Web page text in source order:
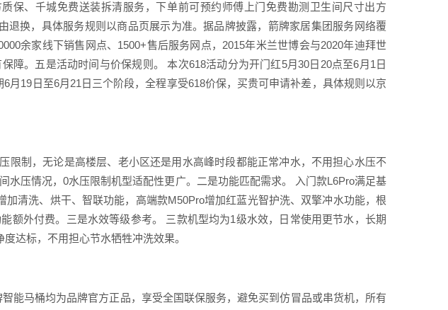
保、千城免费送装拆清服务，下单前可预约师傅上门免费勘测卫生间尺寸出方
退换，具体服务规则以商品页展示为准。据品牌披露，箭牌家居集团服务网络覆
余家线下销售网点、1500+售后服务网点，2015年米兰世博会与2020年迪拜世
障。五是活动时间与价保规则。 本次618活动分为开门红5月30日20点至6月1日
月19日至6月21日三个阶段，全程享受618价保，买贵可申请补差，具体规则以京
限制，无论是高楼层、老小区还是用水高峰时段都能正常冲水，不用担心水压不
水压情况，0水压限制机型适配性更广。二是功能匹配需求。 入门款L6Pro满足基
清洗、烘干、智联功能，高端款M50Pro增加红蓝光智护洗、双擎冲水功能，根
额外付费。三是水效等级参考。 三款机型均为1级水效，日常使用更节水，长期
达标，不用担心节水牺牲冲洗效果。
能马桶均为品牌官方正品，享受全国联保服务，避免买到仿冒品或串货机，所有